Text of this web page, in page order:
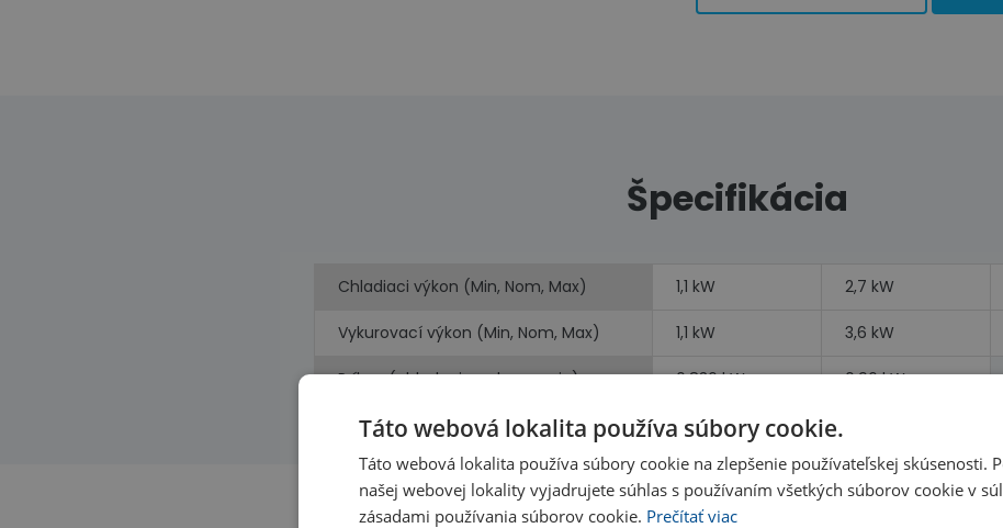
Špecifikácia
Chladiaci výkon (Min, Nom, Max) 1,1 kW 2,7 kW
Vykurovací výkon (Min, Nom, Max) 1,1 kW 3,6 kW
Príkon (chladenie, vykurovanie) 0,836 kW 0,96 kW
Táto webová lokalita používa súbory cookie.
Táto webová lokalita používa súbory cookie na zlepšenie používateľskej skúsenosti.
našej webovej lokality vyjadrujete súhlas s používaním všetkých súborov cookie v
zásadami používania súborov cookie. Prečítať viac